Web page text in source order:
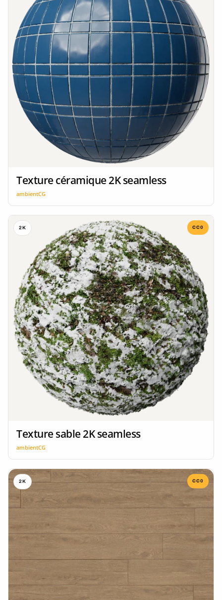
Texture céramique 2K seamless
ambientCG
2K CC0
Texture sable 2K seamless
ambientCG
2K CC0